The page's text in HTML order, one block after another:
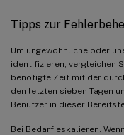
Tipps zur
Um ungewöhnliche oder
identifizieren, vergleichen
benötigte Zeit mit der
den letzten sieben Tagen
Benutzer in dieser
Bei Bedarf eskalieren.